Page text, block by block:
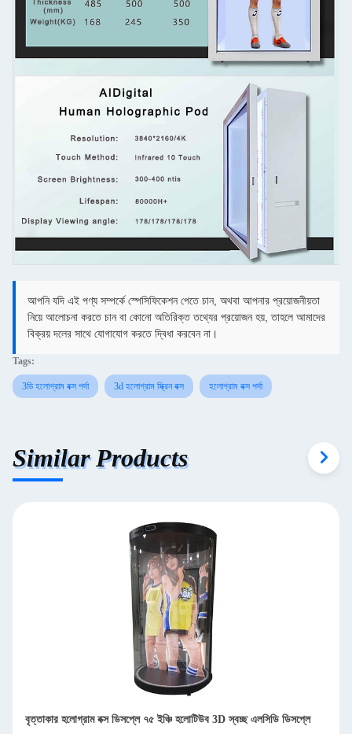
আপনি যদি এই পণ্য সম্পর্কে স্পেসিফিকেশন পেতে চান, অথবা আপনার প্রয়োজনীয়তা
নিয়ে আলোচনা করতে চান বা কোনো অতিরিক্ত তথ্যের প্রয়োজন হয়, তাহলে আমাদের
বিক্রয় দলের সাথে যোগাযোগ করতে দ্বিধা করবেন না।
Tags:
3ডি হলোগ্রাম বক্স পর্দা 3d হলোগ্রাম স্ক্রিন বক্স হলোগ্রাম বক্স পর্দা
Similar Products
ডিসপ্লে হলোবক্স হলোগ্রাম বক্স স্ক্রিন ৭৫ ইঞ্চি, উচ্চ বৈসাদৃশ্যপূর্ণ এলসিডি স্বচ্ছ